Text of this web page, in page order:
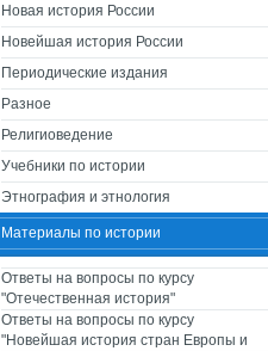
Новая история России
Новейшая история России
Периодические издания
Разное
Религиоведение
Учебники по истории
Этнография и этнология
Материалы по истории
Ответы на вопросы по курсу
"Отечественная история"
Ответы на вопросы по курсу
"Новейшая история стран Европы и